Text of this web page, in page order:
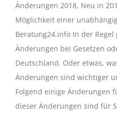
Änderungen 2018, Neu in
Möglichkeit einer
Beratung24.info In der
Änderungen bei Gesetzen
Deutschland. Oder etwas,
Änderungen sind wichtiger
Folgend einige Änderungen
dieser Änderungen sind für